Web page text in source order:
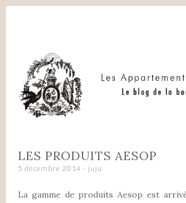
LES PRODUITS AESOP
5 décembre 2014 - juju
La gamme de produits Aesop est